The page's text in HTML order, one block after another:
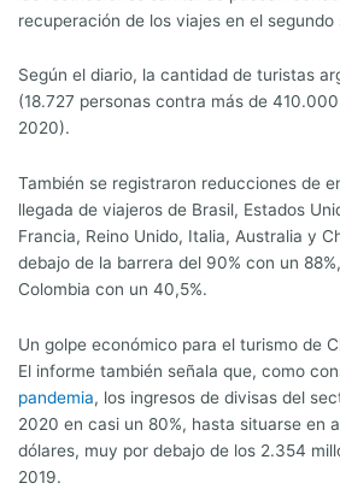
recuperación de los viajes en el segundo
Según el diario, la cantidad de turistas
(18.727 personas contra más de
2020).
También se registraron reducciones de
llegada de viajeros de Brasil, Estados
Francia, Reino Unido, Italia, Australia y
debajo de la barrera del 90% con un
Colombia con un 40,5%.
Un golpe económico para el turismo de
El informe también señala que, como
pandemia, los ingresos de divisas del
2020 en casi un 80%, hasta situarse en
dólares, muy por debajo de los 2.354
2019.